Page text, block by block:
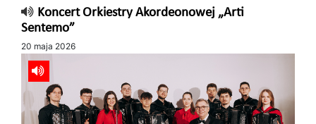
Koncert Orkiestry Akordeonowej „Arti
Sentemo”
20 maja 2026